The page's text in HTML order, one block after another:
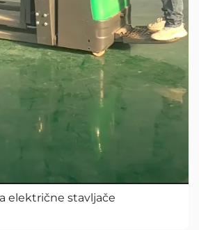
električne stavljače